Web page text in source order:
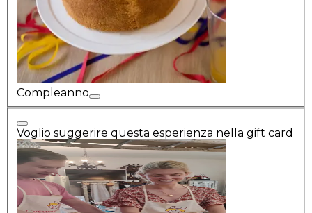
Compleanno
Voglio suggerire questa esperienza nella gift card